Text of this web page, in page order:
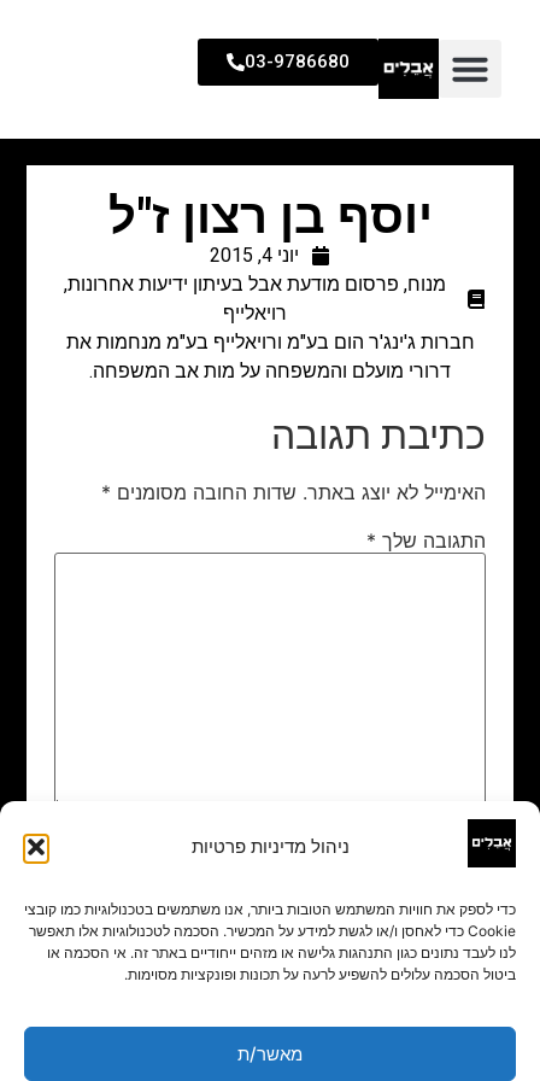
ניהול מדיניות פרטיות
כדי לספק את חוויות המשתמש הטובות ביותר, אנו משתמשים בטכנולוגיות כמו קובצי
Cookie כדי לאחסן ו/או לגשת למידע על המכשיר. הסכמה לטכנולוגיות אלו תאפשר
לנו לעבד נתונים כגון התנהגות גלישה או מזהים ייחודיים באתר זה. אי הסכמה או
ביטול הסכמה עלולים להשפיע לרעה על תכונות ופונקציות מסוימות.
מאשר/ת
03-9786680
יוסף בן רצון ז"ל
יוני 4, 2015
מנוח, פרסום מודעת אבל בעיתון ידיעות אחרונות,
רויאלייף
חברות ג'ינג'ר הום בע"מ ורויאלייף בע"מ מנחמות את
דרורי מועלם והמשפחה על מות אב המשפחה.
כתיבת תגובה
האימייל לא יוצג באתר. שדות החובה מסומנים *
התגובה שלך *
שם
אימייל*